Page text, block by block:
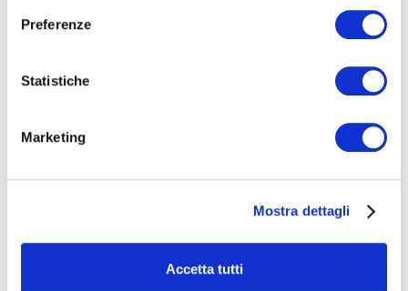
Preferenze
Statistiche
Marketing
Mostra dettagli
Accetta tutti